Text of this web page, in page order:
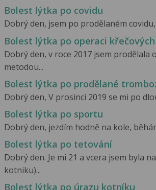
Bolest lýtka po covidu
Dobrý den, jsem po prodělaném
Bolest lýtka po operaci
Dobrý den, v roce 2017 jsem prodělala
metodou...
Bolest lýtka po prodělané
Dobrý den, V prosinci 2019 se mi po
Bolest lýtka po sportu
Dobrý den, jezdím hodně na kole,
Bolest lýtka po tetování
Dobrý den. Je mi 21 a vcera jsem byla
kotniku)...
Bolest lýtka po úrazu kotníku